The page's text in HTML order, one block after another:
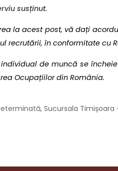
susținut.
la acest post, vă dați
recrutării, în conformitate cu
de muncă se
Ocupațiilor din România.
Sucursala